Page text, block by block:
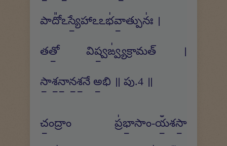
పాదో᳚ఽస్యే॒హాఽఽభ॑వా॒త్పునః॑ ।
తతో॒ విష్వ॒ఙ్వ్య॑క్రామత్ ।
సా॒శ॒నా॒న॒శ॒నే అ॒భి ॥ పు.4 ॥
చం॒ద్రాం ప్ర॑భా॒సాం-యఀ॒శసా॒